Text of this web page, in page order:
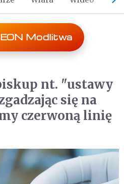
Modlitwa
nt. "ustawy
się na
czerwoną linię